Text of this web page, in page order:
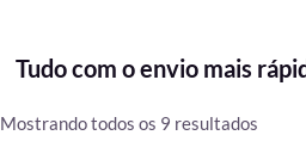
Tudo com o envio mais
Mostrando todos os 9 resultados